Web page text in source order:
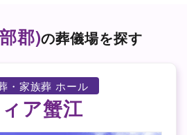
郡)の葬儀場を探す
ア蟹江
・家族葬 ホール